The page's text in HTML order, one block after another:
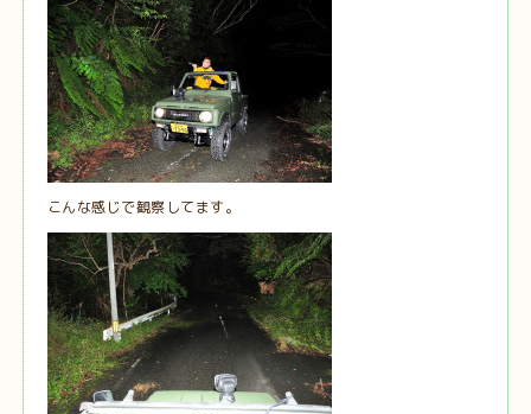
こんな感じで観察してます。